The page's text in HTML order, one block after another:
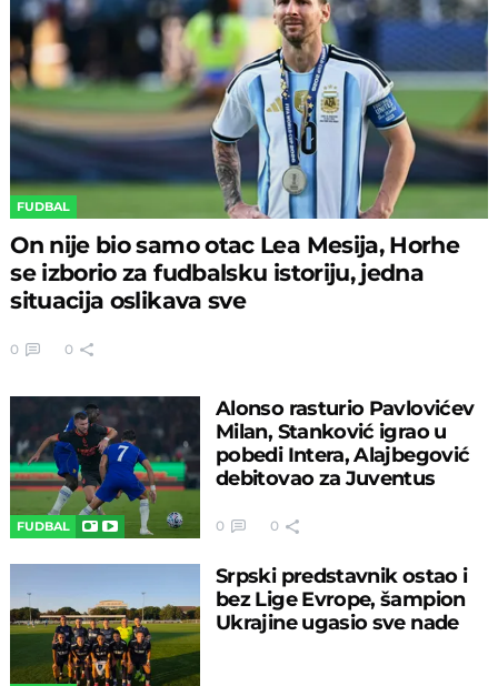
FUDBAL
On nije bio samo otac Lea Mesija, Horhe
se izborio za fudbalsku istoriju, jedna
situacija oslikava sve
0 0
FUDBAL
Alonso rasturio Pavlovićev
Milan, Stanković igrao u
pobedi Intera, Alajbegović
debitovao za Juventus
0 0
Srpski predstavnik ostao i
bez Lige Evrope, šampion
Ukrajine ugasio sve nade